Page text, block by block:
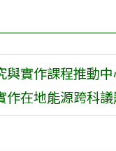
與實作課程推動
在地能源跨科議